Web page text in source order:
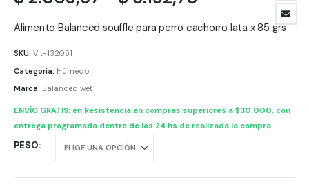
precios:
Alimento Balanced souffle para perro cachorro lata x 85 grs
SKU: Vit-132051
Categoría: Húmedo
Marca: Balanced wet
ENVÍO GRATIS: en Resistencia en compras superiores a $30.000, con
entrega programada dentro de las 24 hs de realizada la compra.
PESO